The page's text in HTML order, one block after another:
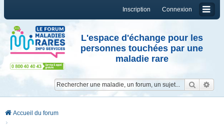
Connexion
Inscription
L'espace d'échange pour les
personnes touchées par une
maladie rare
Accueil du forum